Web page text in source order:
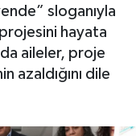
sloganıyla
hayata
aileler, proje
azaldığını dile